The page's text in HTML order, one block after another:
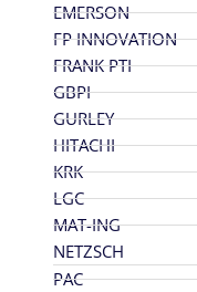
EMERSON
FP INNOVATION
FRANK PTI
GBPI
GURLEY
HITACHI
KRK
LGC
MAT-ING
NETZSCH
PAC